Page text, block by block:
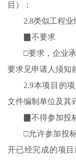
目）；
2.8类似工程业
▉不要求
□要求，企业
要求见申请人须知
2.9本项目的
文件编制单位及其
▉不得参加投
□允许参加投
开已经完成的项